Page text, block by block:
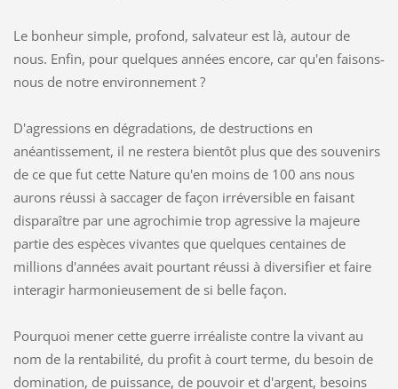
Le bonheur simple, profond, salvateur est là, autour de
nous. Enfin, pour quelques années encore, car qu'en faisons-
nous de notre environnement ?
D'agressions en dégradations, de destructions en
anéantissement, il ne restera bientôt plus que des souvenirs
de ce que fut cette Nature qu'en moins de 100 ans nous
aurons réussi à saccager de façon irréversible en faisant
disparaître par une agrochimie trop agressive la majeure
partie des espèces vivantes que quelques centaines de
millions d'années avait pourtant réussi à diversifier et faire
interagir harmonieusement de si belle façon.
Pourquoi mener cette guerre irréaliste contre la vivant au
nom de la rentabilité, du profit à court terme, du besoin de
domination, de puissance, de pouvoir et d'argent, besoins